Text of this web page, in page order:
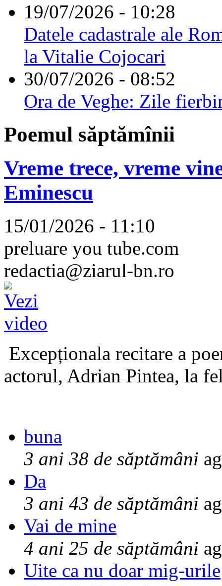
19/07/2026 - 10:28
Datele cadastrale ale
la Vitalie Cojocari
30/07/2026 - 08:52
Ora de Veghe: Zile
Poemul săptămînii
Vreme trece, vreme
Eminescu
15/01/2026 - 11:10
preluare you tube.com
redactia@ziarul-bn.ro
Excepționala recitare a
actorul, Adrian Pintea, la
buna
3 ani 38 de săptămâni
Da
3 ani 43 de săptămâni
Vai de mine
4 ani 25 de săptămâni
Uite ca nu doar mig-urile